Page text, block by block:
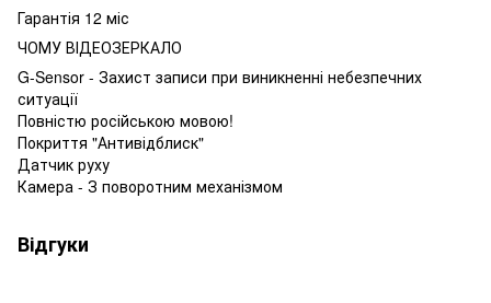
Гарантія 12 міс
ЧОМУ ВІДЕОЗЕРКАЛО
G-Sensor - Захист записи при виникненні небезпечних
ситуації
Повністю російською мовою!
Покриття "Антивідблиск"
Датчик руху
Камера - З поворотним механізмом
Відгуки